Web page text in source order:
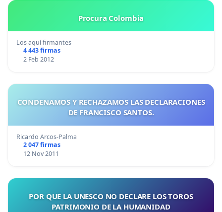
Procura Colombia
Los aquí firmantes
4 443 firmas
2 Feb 2012
CONDENAMOS Y RECHAZAMOS LAS DECLARACIONES
DE FRANCISCO SANTOS.
Ricardo Arcos-Palma
2 047 firmas
12 Nov 2011
POR QUE LA UNESCO NO DECLARE LOS TOROS
PATRIMONIO DE LA HUMANIDAD